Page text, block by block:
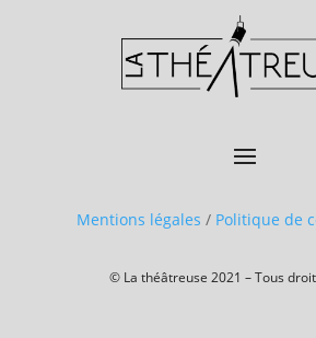
Mentions légales / Politique de
© La théâtreuse 2021 – Tous